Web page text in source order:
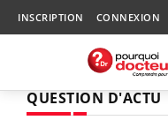
INSCRIPTION CONNEXION
QUESTION D'ACTU